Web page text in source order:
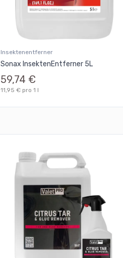
Insektenentferner
Sonax InsektenEntferner 5L
59,74 €
11,95 € pro 1 l